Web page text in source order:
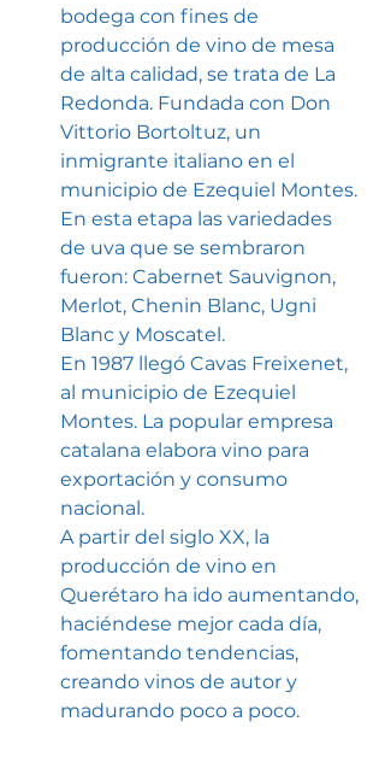
bodega con fines de
producción de vino de mesa
de alta calidad, se trata de La
Redonda. Fundada con Don
Vittorio Bortoltuz, un
inmigrante italiano en el
municipio de Ezequiel Montes.
En esta etapa las variedades
de uva que se sembraron
fueron: Cabernet Sauvignon,
Merlot, Chenin Blanc, Ugni
Blanc y Moscatel.
En 1987 llegó Cavas Freixenet,
al municipio de Ezequiel
Montes. La popular empresa
catalana elabora vino para
exportación y consumo
nacional.
A partir del siglo XX, la
producción de vino en
Querétaro ha ido aumentando,
haciéndese mejor cada día,
fomentando tendencias,
creando vinos de autor y
madurando poco a poco.